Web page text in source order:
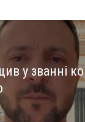
у званні